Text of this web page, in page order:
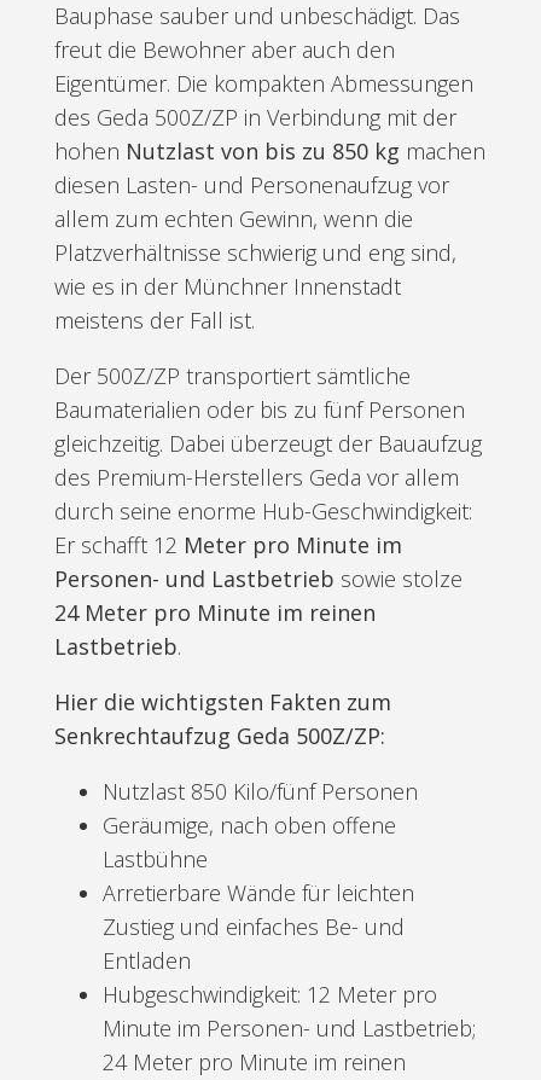
Bauphase sauber und unbeschädigt. Das
freut die Bewohner aber auch den
Eigentümer. Die kompakten Abmessungen
des Geda 500Z/ZP in Verbindung mit der
hohen Nutzlast von bis zu 850 kg machen
diesen Lasten- und Personenaufzug vor
allem zum echten Gewinn, wenn die
Platzverhältnisse schwierig und eng sind,
wie es in der Münchner Innenstadt
meistens der Fall ist.
Der 500Z/ZP transportiert sämtliche
Baumaterialien oder bis zu fünf Personen
gleichzeitig. Dabei überzeugt der Bauaufzug
des Premium-Herstellers Geda vor allem
durch seine enorme Hub-Geschwindigkeit:
Er schafft 12 Meter pro Minute im
Personen- und Lastbetrieb sowie stolze
24 Meter pro Minute im reinen
Lastbetrieb.
Hier die wichtigsten Fakten zum
Senkrechtaufzug Geda 500Z/ZP:
Nutzlast 850 Kilo/fünf Personen
Geräumige, nach oben offene
Lastbühne
Arretierbare Wände für leichten
Zustieg und einfaches Be- und
Entladen
Hubgeschwindigkeit: 12 Meter pro
Minute im Personen- und Lastbetrieb;
24 Meter pro Minute im reinen